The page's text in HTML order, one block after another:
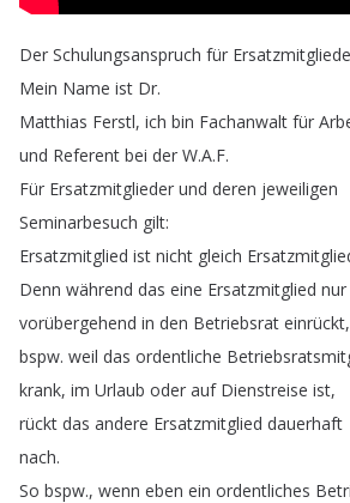
Der Schulungsanspruch für
Mein Name ist Dr.
Matthias Ferstl, ich bin Fachanwalt für
und Referent bei der W.A.F.
Für Ersatzmitglieder und deren jeweiligen
Seminarbesuch gilt:
Ersatzmitglied ist nicht gleich
Denn während das eine Ersatzmitglied nur
vorübergehend in den Betriebsrat einrückt,
bspw. weil das ordentliche
krank, im Urlaub oder auf Dienstreise ist,
rückt das andere Ersatzmitglied dauerhaft
nach.
So bspw., wenn eben ein ordentliches